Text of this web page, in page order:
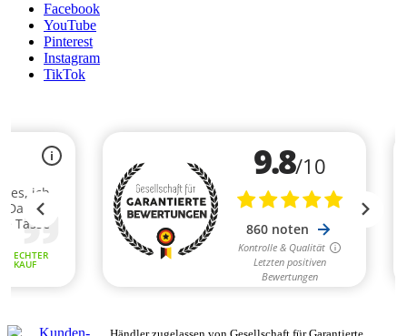
Facebook
YouTube
Pinterest
Instagram
TikTok